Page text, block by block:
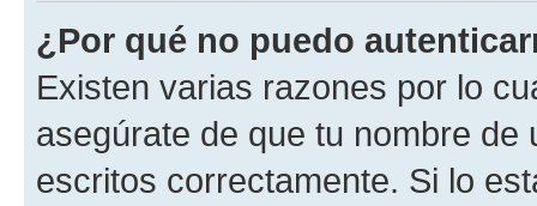
¿Por qué no puedo
Existen varias razones por lo
asegúrate de que tu nombre
escritos correctamente. Si lo